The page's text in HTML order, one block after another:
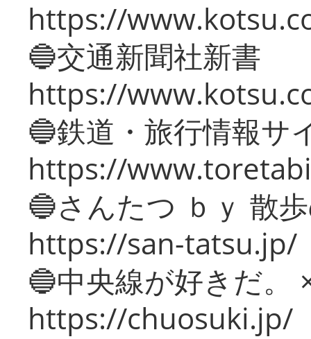
https://
🔵交通新聞社新書
https://
🔵鉄道・旅行情報サ
https://
🔵さんたつ ｂｙ 散
https://san-tatsu.jp/
🔵中央線が好きだ。
https://chuosuki.jp/